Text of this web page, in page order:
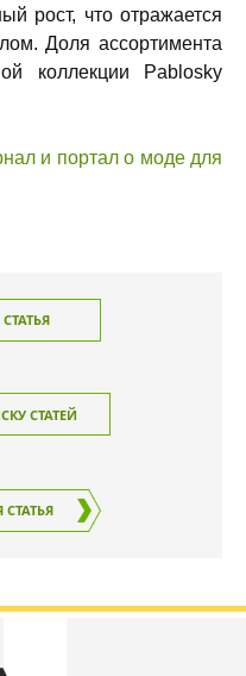
рост, что отражается
Доля ассортимента
коллекции Pablosky
и портал о моде для
СТАТЕЙ